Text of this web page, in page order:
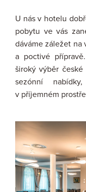
U nás v hotelu
pobytu ve vás
dáváme záležet na
a poctivé
široký výběr
sezónní
v příjemném